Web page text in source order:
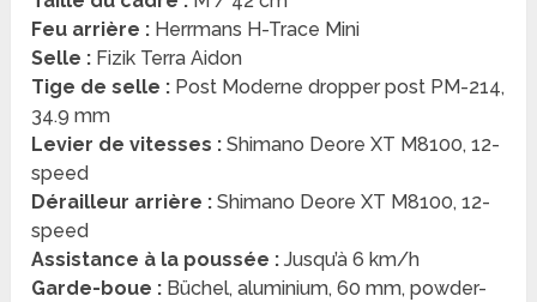
Feu arrière : Herrmans H-Trace Mini
Selle : Fizik Terra Aidon
Tige de selle : Post Moderne dropper post PM-214,
34.9 mm
Levier de vitesses : Shimano Deore XT M8100, 12-
speed
Dérailleur arrière : Shimano Deore XT M8100, 12-
speed
Assistance à la poussée : Jusqu’à 6 km/h
Garde-boue : Büchel, aluminium, 60 mm, powder-